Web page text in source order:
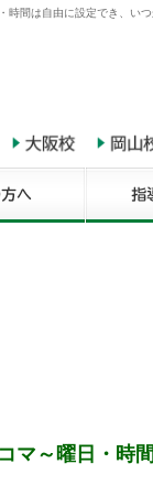
間は自由に設定でき、い
マ～曜日・時